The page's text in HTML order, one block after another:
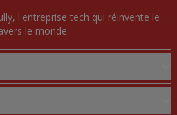
l'entreprise tech qui réinvente le
le monde.